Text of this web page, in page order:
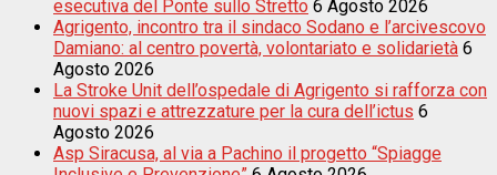
esecutiva del Ponte sullo Stretto 6 Agosto 2026
Agrigento, incontro tra il sindaco Sodano e l’arcivescovo
Damiano: al centro povertà, volontariato e solidarietà 6
Agosto 2026
La Stroke Unit dell’ospedale di Agrigento si rafforza con
nuovi spazi e attrezzature per la cura dell’ictus 6
Agosto 2026
Asp Siracusa, al via a Pachino il progetto “Spiagge